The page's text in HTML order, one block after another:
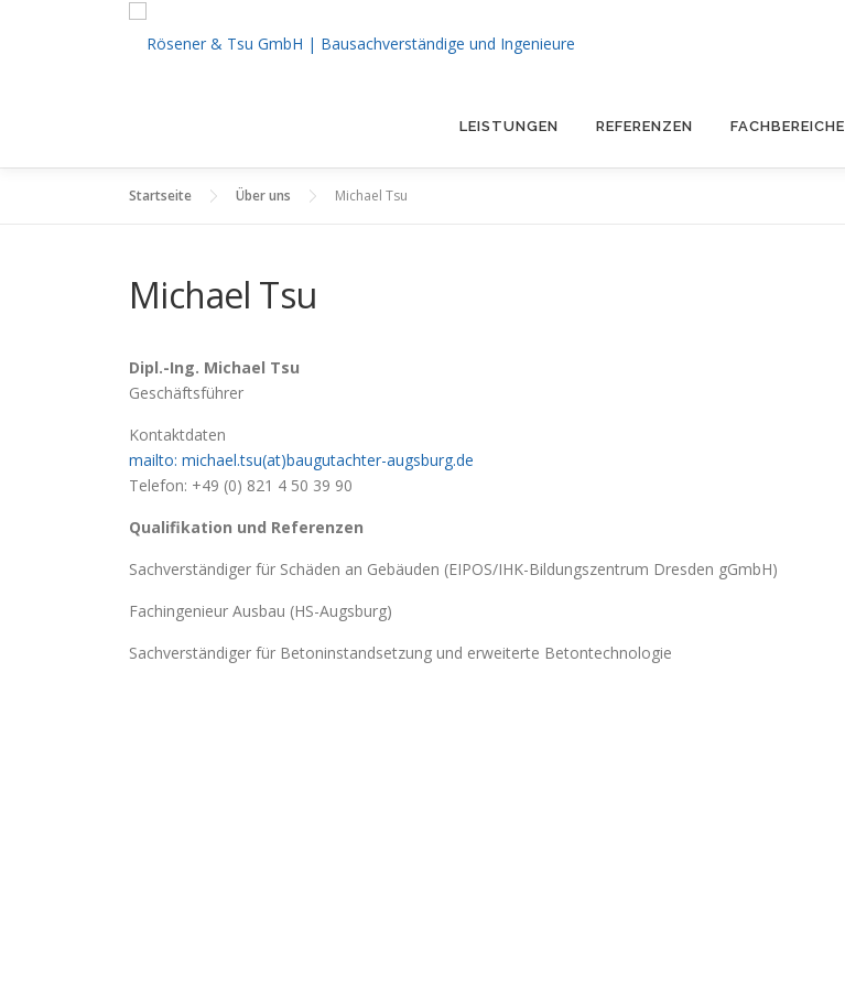
LEISTUNGEN REFERENZEN FACHBEREICHE
Startseite Über uns Michael Tsu
Michael Tsu
Dipl.-Ing. Michael Tsu
Geschäftsführer
Kontaktdaten
mailto: michael.tsu(at)baugutachter-augsburg.de
Telefon: +49 (0) 821 4 50 39 90
Qualifikation und Referenzen
Sachverständiger für Schäden an Gebäuden (EIPOS/IHK-Bildungszentrum Dresden gGmbH)
Fachingenieur Ausbau (HS-Augsburg)
Sachverständiger für Betoninstandsetzung und erweiterte Betontechnologie